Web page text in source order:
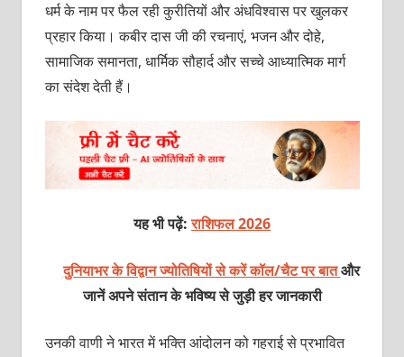
धर्म के नाम पर फैल रही कुरीतियों और अंधविश्वास पर खुलकर
प्रहार किया। कबीर दास जी की रचनाएं, भजन और दोहे,
सामाजिक समानता, धार्मिक सौहार्द और सच्चे आध्यात्मिक मार्ग
का संदेश देती हैं।
यह भी पढ़ें:राशिफल 2026
दुनियाभर के विद्वान ज्योतिषियों से करें कॉल/चैट पर बातऔर
जानें अपने संतान के भविष्य से जुड़ी हर जानकारी
उनकी वाणी ने भारत में भक्ति आंदोलन को गहराई से प्रभावित